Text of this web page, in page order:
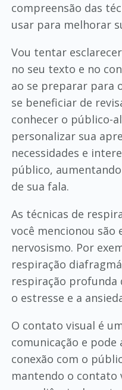
compreensão das
usar para melhorar
Vou tentar
no seu texto e no
ao se preparar para
se beneficiar de
conhecer o público-
personalizar sua
necessidades e
público,
de sua fala.
As técnicas de
você mencionou
nervosismo. Por
respiração
respiração profunda
o estresse e a
O contato visual é
comunicação e
conexão com o
mantendo o contato